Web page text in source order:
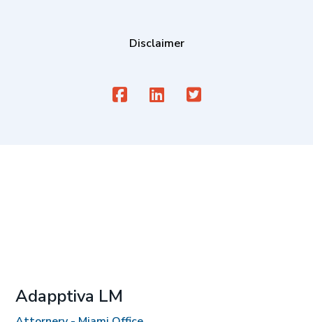
Disclaimer
Adapptiva LM